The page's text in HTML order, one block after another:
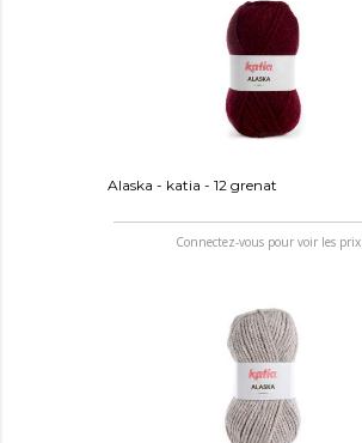
Alaska - katia - 12 grenat
Connectez-vous pour voir les prix